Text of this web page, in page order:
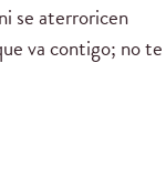
se aterroricen
va contigo; no te